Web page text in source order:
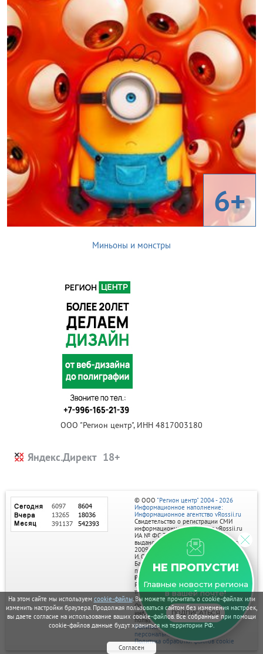
На этом сайте мы используем cookie-файлы. Вы можете прочитать о cookie-файлах или
изменить настройки браузера. Продолжая пользоваться сайтом без изменения настроек,
вы даете согласие на использование ваших cookie-файлов. Все собранные при помощи
cookie-файлов данные будут храниться на территории РФ.
Согласен
6+
Миньоны и монстры
ООО "Регион центр", ИНН 4817003180
Яндекс.Директ
НЕ ПРОПУСТИ!
Главные новости региона
в вашей почте!
ПОДПИСАТЬСЯ
© ООО "Регион центр" 2004 - 2026
Информационное наполнение:
Информационное агентство vRossii.ru
Свидетельство о регистрации СМИ
информационного агентства vRossii.ru
ИА № ФС 77‑35502
выдано РОСКОМНАДЗОРом 04 марта
2009г.
И. О. Главного редактора Нарыков А. Н.
Баннеры на портале размещаются на
правах рекламы.
Реклама на портале:
Рекламное агентство "Умный маркетинг"
тел. 7-910-267-70-40,
email: umnyy.marketing@yandex.ru
Отдельные публикации могут содержать
информацию, не предназначенную для
пользователей до 18 лет.
Политика в отношении обработки
персональных данных
Политика обработки файлов cookie